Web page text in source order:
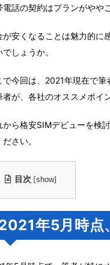
電話の契約はプランがやや
が安くなることは魅力的に
でしょうか。
で今回は、2021年現在で
者が、各社のオススメポイ
から格安SIMデビューを検
さい。
目次 [show]
年5月時点